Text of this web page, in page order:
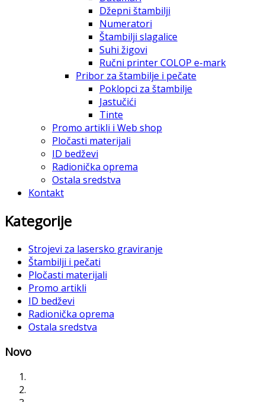
Džepni štambilji
Numeratori
Štambilji slagalice
Suhi žigovi
Ručni printer COLOP e-mark
Pribor za štambilje i pečate
Poklopci za štambilje
Jastučići
Tinte
Promo artikli i Web shop
Pločasti materijali
ID bedževi
Radionička oprema
Ostala sredstva
Kontakt
Kategorije
Strojevi za lasersko graviranje
Štambilji i pečati
Pločasti materijali
Promo artikli
ID bedževi
Radionička oprema
Ostala sredstva
Novo